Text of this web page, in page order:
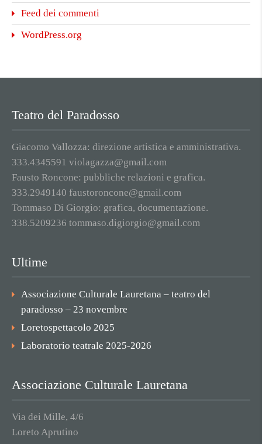
Feed dei commenti
WordPress.org
Teatro del Paradosso
Giacomo Vallozza: direzione artistica e amministrativa.
333.4345591 violagazza@gmail.com
Fausto Roncone: pubbliche relazioni e grafica.
333.2949140 faustoroncone@gmail.com
Tommaso Di Giorgio: grafica, documentazione.
338.5209236 tommaso.digiorgio@gmail.com
Ultime
Associazione Culturale Lauretana – teatro del
paradosso – 23 novembre
Loretospettacolo 2025
Laboratorio teatrale 2025-2026
Associazione Culturale Lauretana
Via dei Mille, 4/6
Loreto Aprutino